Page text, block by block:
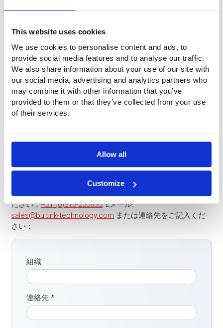
This website uses cookies
We use cookies to personalise content and ads, to
provide social media features and to analyse our traffic.
We also share information about your use of our site with
our social media, advertising and analytics partners who
may combine it with other information that you’ve
provided to them or that they’ve collected from your use
of their services.
Allow all
Customize
質問は？
Buitink Technologyは、独創的なアイデアと独創的な製品を
持つ機知に富んだ企業です。Buitink Technologyにお電話く
ださい：+31 (0)316-250830, Eメール:
sales@buitink-technology.com または連絡先をご記入くだ
さい：
組織
連絡先*